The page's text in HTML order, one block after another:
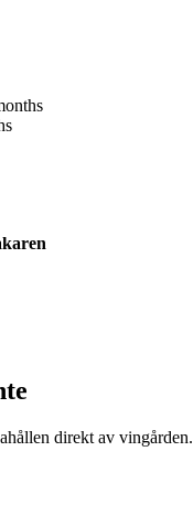
direkt av vingården.